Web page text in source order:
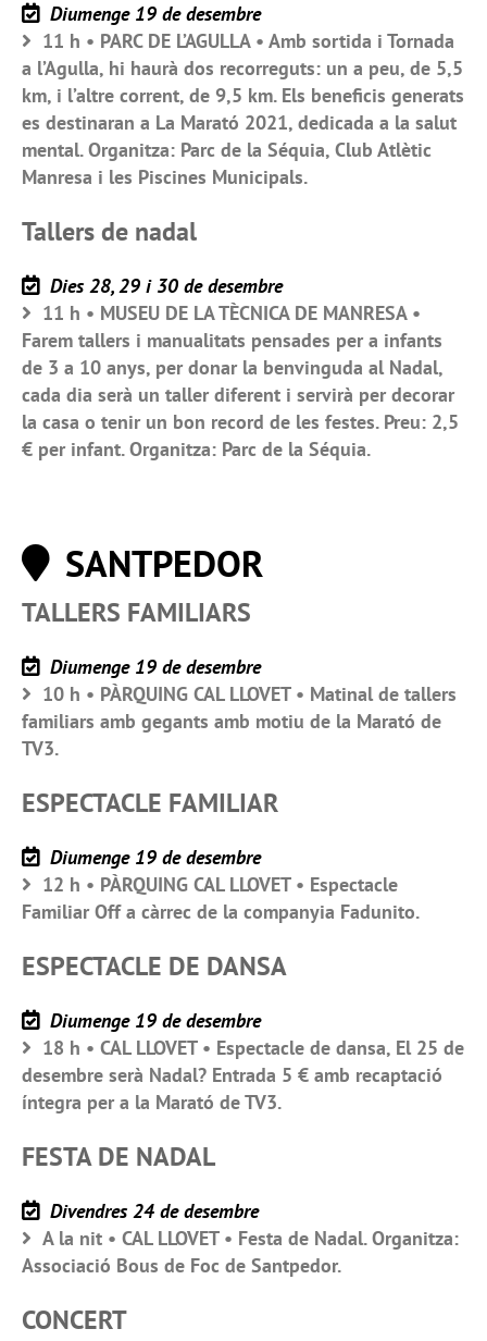
Diumenge 19 de desembre
11 h • PARC DE L’AGULLA • Amb sortida i Tornada
a l’Agulla, hi haurà dos recorreguts: un a peu, de 5,5
km, i l’altre corrent, de 9,5 km. Els beneficis generats
es destinaran a La Marató 2021, dedicada a la salut
mental. Organitza: Parc de la Séquia, Club Atlètic
Manresa i les Piscines Municipals.
Tallers de nadal
Dies 28, 29 i 30 de desembre
11 h • MUSEU DE LA TÈCNICA DE MANRESA •
Farem tallers i manualitats pensades per a infants
de 3 a 10 anys, per donar la benvinguda al Nadal,
cada dia serà un taller diferent i servirà per decorar
la casa o tenir un bon record de les festes. Preu: 2,5
€ per infant. Organitza: Parc de la Séquia.
SANTPEDOR
TALLERS FAMILIARS
Diumenge 19 de desembre
10 h • PÀRQUING CAL LLOVET • Matinal de tallers
familiars amb gegants amb motiu de la Marató de
TV3.
ESPECTACLE FAMILIAR
Diumenge 19 de desembre
12 h • PÀRQUING CAL LLOVET • Espectacle
Familiar Off a càrrec de la companyia Fadunito.
ESPECTACLE DE DANSA
Diumenge 19 de desembre
18 h • CAL LLOVET • Espectacle de dansa, El 25 de
desembre serà Nadal? Entrada 5 € amb recaptació
íntegra per a la Marató de TV3.
FESTA DE NADAL
Divendres 24 de desembre
A la nit • CAL LLOVET • Festa de Nadal. Organitza:
Associació Bous de Foc de Santpedor.
CONCERT